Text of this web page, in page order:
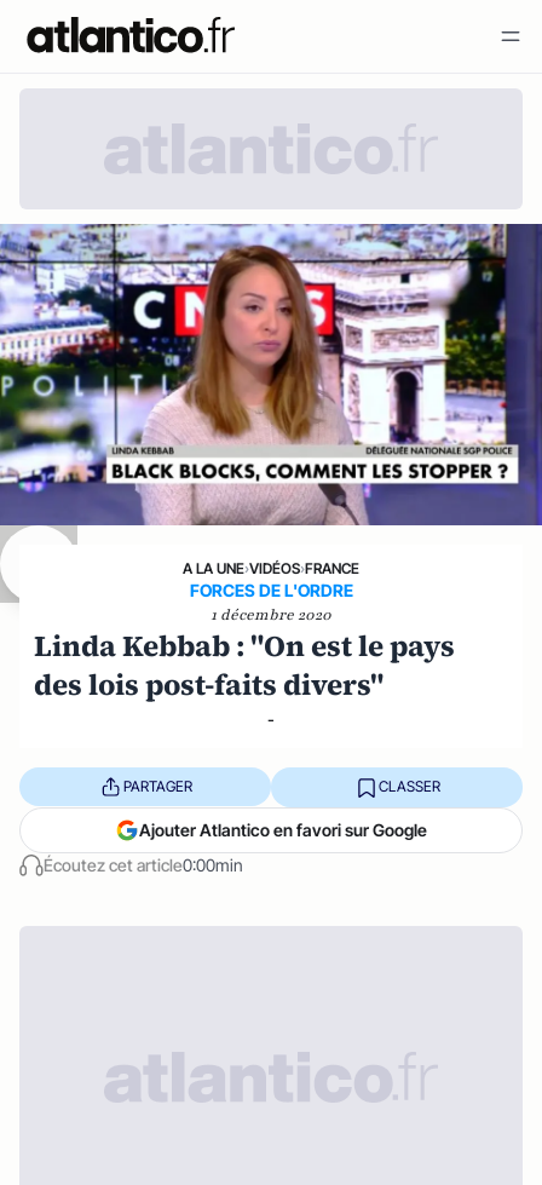
A LA UNE›VIDÉOS›FRANCE
FORCES DE L'ORDRE
1 décembre 2020
Linda Kebbab : "On est le pays
des lois post-faits divers"
-
Écoutez cet article0:00min
PARTAGER CLASSER
Ajouter Atlantico en favori sur Google